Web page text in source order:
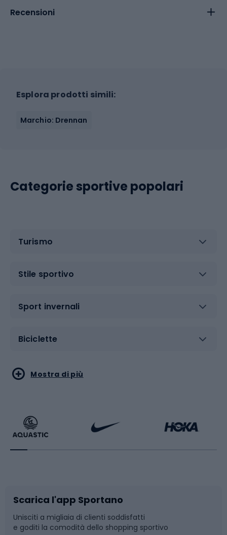
Recensioni
Esplora prodotti simili:
Marchio: Drennan
Categorie sportive popolari
Turismo
Stile sportivo
Sport invernali
Biciclette
Sport acquatici
Bikepacking
Bushcraft
Sport di arti marziali
Sport con le racchette
Slitte e slittini
Mostra di più
Scarica l'app Sportano
Unisciti a migliaia di clienti soddisfatti
e goditi la comodità dello shopping sportivo